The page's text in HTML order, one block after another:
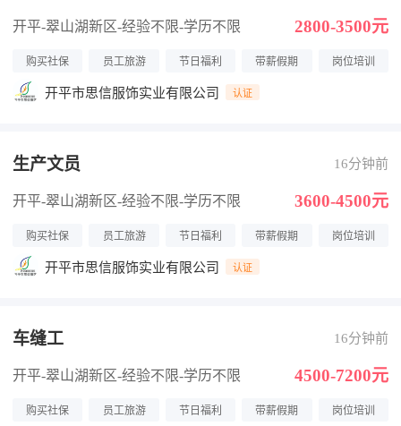
开平-翠山湖新区-经验不限-学历不限 2800-3500元
购买社保 员工旅游 节日福利 带薪假期 岗位培训
开平市思信服饰实业有限公司 认证
生产文员 16分钟前
开平-翠山湖新区-经验不限-学历不限 3600-4500元
购买社保 员工旅游 节日福利 带薪假期 岗位培训
开平市思信服饰实业有限公司 认证
车缝工 16分钟前
开平-翠山湖新区-经验不限-学历不限 4500-7200元
购买社保 员工旅游 节日福利 带薪假期 岗位培训